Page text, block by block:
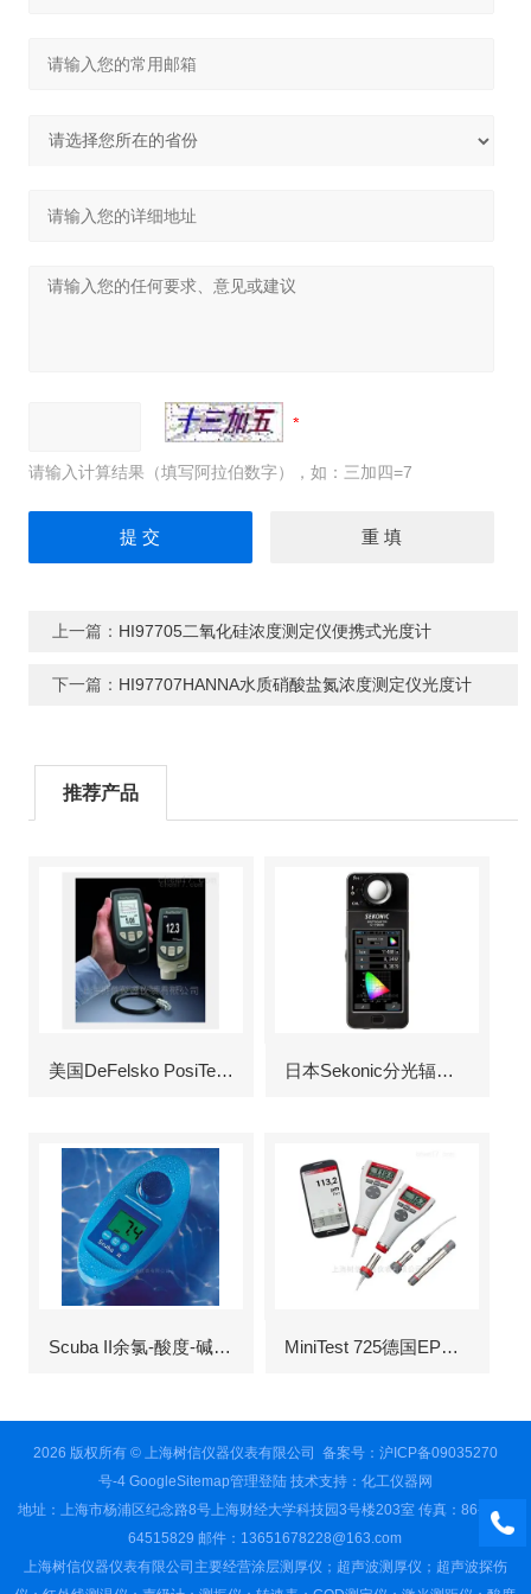
请输入计算结果（填写阿拉伯数字），如：三加四=7
上一篇： HI97705二氧化硅浓度测定仪便携式光度计
下一篇： HI97707HANNA水质硝酸盐氮浓度测定仪光度计
推荐产品
美国DeFelsko PosiTector6000涂层测厚仪 日本Sekonic分光辐射照度计
Scuba II余氯-酸度-碱度-氰尿酸浓度测定仪 MiniTest 725德国EPK涂层测厚仪
2026 版权所有 © 上海树信仪器仪表有限公司 备案号：沪ICP备09035270
号-4 GoogleSitemap管理登陆技术支持： 化工仪器网
地址：上海市杨浦区纪念路8号上海财经大学科技园3号楼203室 传真：86-021-
64515829 邮件：13651678228@163.com
上海树信仪器仪表有限公司主要经营涂层测厚仪；超声波测厚仪；超声波探伤